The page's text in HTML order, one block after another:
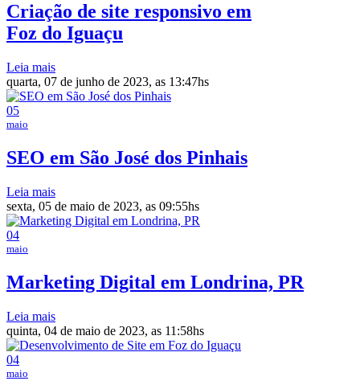
Criação de site responsivo em
Foz do Iguaçu
Leia mais
quarta, 07 de junho de 2023, as 13:47hs
05
maio
SEO em São José dos Pinhais
Leia mais
sexta, 05 de maio de 2023, as 09:55hs
04
maio
Marketing Digital em Londrina, PR
Leia mais
quinta, 04 de maio de 2023, as 11:58hs
04
maio